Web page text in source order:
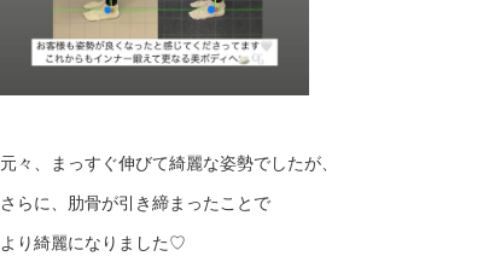
元々、まっすぐ伸びて綺麗な姿勢でしたが、
さらに、肋骨が引き締まったことで
より綺麗になりました♡